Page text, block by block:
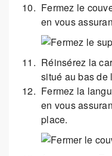
Fermez le
en vous
Réinsérez la
situé au bas de
Fermez la
en vous
place.